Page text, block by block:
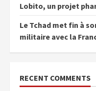
Lobito, un projet
Le Tchad met fin à
militaire avec la
RECENT COMMENTS